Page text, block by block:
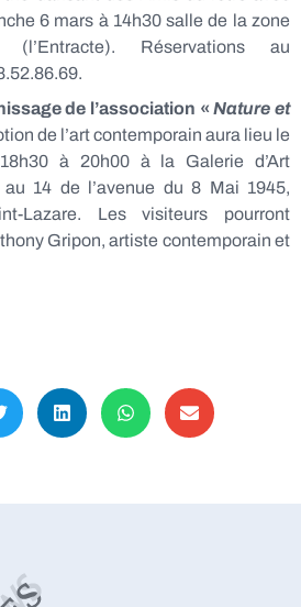
6 mars à 14h30 salle de la zone
Réservations au
de l’association «Nature et
de l’art contemporain aura lieu le
à 20h00 à la Galerie d’Art
au 14 de l’avenue du 8 Mai 1945,
Lazare. Les visiteurs pourront
Gripon, artiste contemporain et